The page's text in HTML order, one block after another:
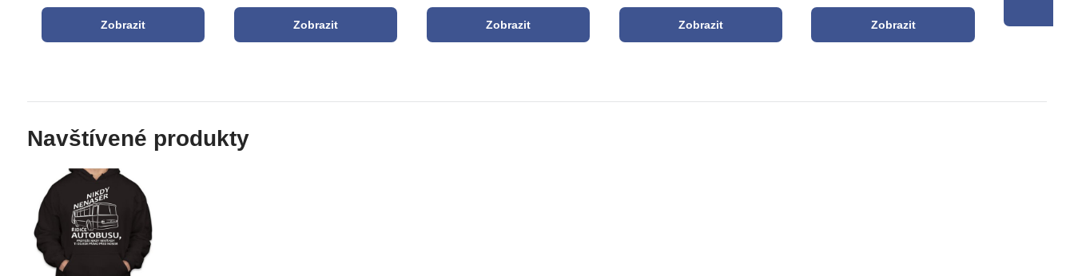
Zobrazit Zobrazit Zobrazit Zobrazit Zobrazit
Navštívené produkty